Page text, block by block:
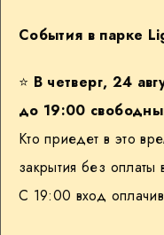
События в парке
⭐️ В четверг, 24
до 19:00
Кто приедет в это
закрытия без оплаты
С 19:00 вход